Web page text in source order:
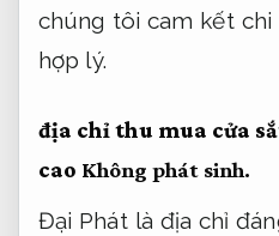
chúng tôi cam kết
hợp lý.
địa chỉ thu mua cửa
cao Không phát sinh.
Đại Phát là địa chỉ